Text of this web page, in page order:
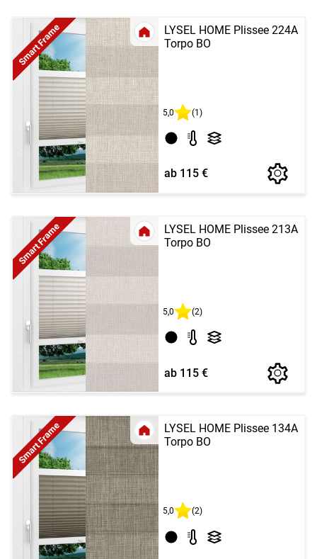
LYSEL HOME Plissee 224A
Torpo BO
Smart Frame
5,0 (1)
ab 115 €
LYSEL HOME Plissee 213A
Torpo BO
Smart Frame
5,0 (2)
ab 115 €
LYSEL HOME Plissee 134A
Torpo BO
Smart Frame
5,0 (2)